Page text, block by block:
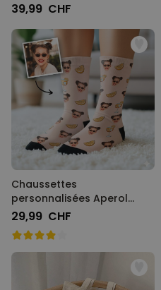
39,99 CHF
Chaussettes
personnalisées Aperol
avec visage
29,99 CHF